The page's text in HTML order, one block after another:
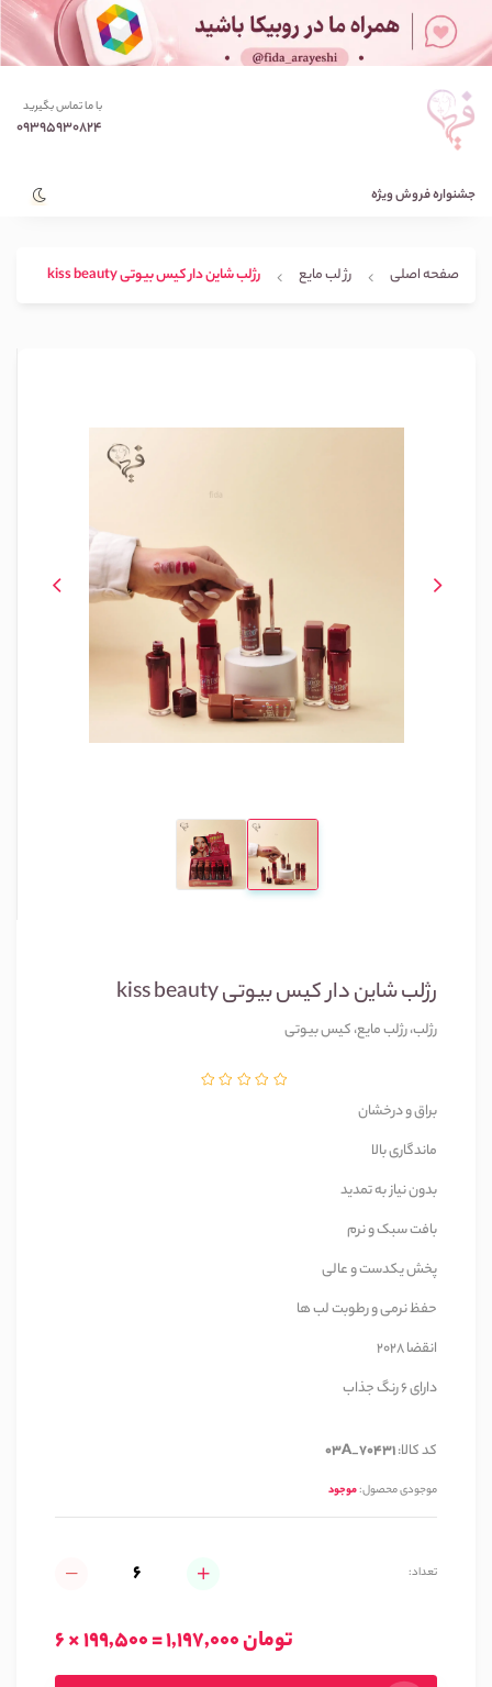
با ما تماس بگیرید
09395930824
جشنواره فروش ویژه
صفحه اصلی رژ لب مایع رژلب شاین دار کیس بیوتی kiss beauty
رژلب شاین دار کیس بیوتی kiss beauty
رژلب، رژلب مایع، کیس بیوتی
براق و درخشان
ماندگاری بالا
بدون نیاز به تمدید
بافت سبک و نرم
پخش یکدست و عالی
حفظ نرمی و رطوبت لب ها
انقضا 2028
دارای 6 رنگ جذاب
کد کالا:03A_70431
موجودی محصول:موجود
تعداد:
6 × 199,500 = 1,197,000 تومان